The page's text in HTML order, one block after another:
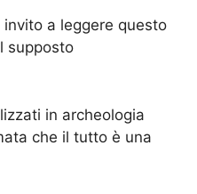
invito a leggere questo
supposto
in archeologia
che il tutto è una